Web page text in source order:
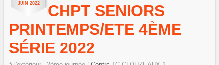
JUIN 2022
CHPT SENIORS
PRINTEMPS/ETE 4ÈME
SÉRIE 2022